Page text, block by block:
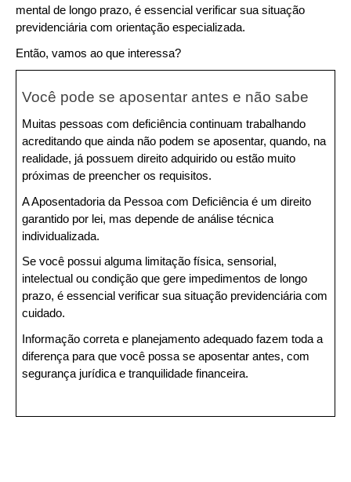
mental de longo prazo, é essencial verificar sua situação
previdenciária com orientação especializada.
Então, vamos ao que interessa?
Você pode se aposentar antes e não sabe
Muitas pessoas com deficiência continuam trabalhando
acreditando que ainda não podem se aposentar, quando, na
realidade, já possuem direito adquirido ou estão muito
próximas de preencher os requisitos.
A Aposentadoria da Pessoa com Deficiência é um direito
garantido por lei, mas depende de análise técnica
individualizada.
Se você possui alguma limitação física, sensorial,
intelectual ou condição que gere impedimentos de longo
prazo, é essencial verificar sua situação previdenciária com
cuidado.
Informação correta e planejamento adequado fazem toda a
diferença para que você possa se aposentar antes, com
segurança jurídica e tranquilidade financeira.